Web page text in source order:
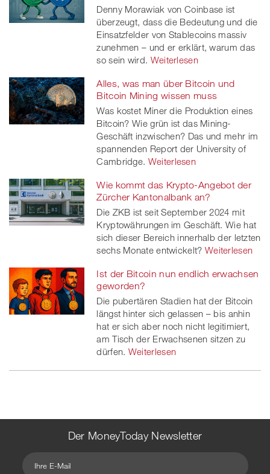
Denny Morawiak von Coinbase ist
überzeugt, dass die Bedeutung und die
Einsatzfelder von Stablecoins massiv
zunehmen – und er erklärt, warum das
so sein wird. Weiterlesen
Alles, was man über Bitcoin und
Bitcoin Mining wissen muss
Was kostet Miner die Produktion eines
Bitcoin? Wie grün ist das Mining-
Geschäft inzwischen? Das und mehr im
spannenden Report der University of
Cambridge. Weiterlesen
Wie kommt das Krypto-Angebot der
Zürcher Kantonalbank an?
Die ZKB ist seit September 2024 mit
Kryptowährungen im Geschäft. Wie hat
sich dieser Bereich innerhalb der letzten
sechs Monate entwickelt? Weiterlesen
Ist der Bitcoin nun endlich erwachsen
geworden?
Die pubertären Stadien hat der Bitcoin
längst hinter sich gelassen – bis anhin
hat er sich aber noch nicht legitimiert,
am Tisch der Erwachsenen sitzen zu
dürfen. Weiterlesen
Der MoneyToday Newsletter